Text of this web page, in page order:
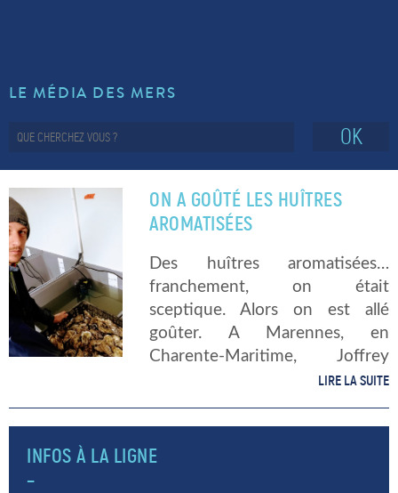
LE MÉDIA DES MERS
OK
ON A GOÛTÉ LES HUÎTRES
AROMATISÉES
Des huîtres aromatisées…
franchement, on était
sceptique. Alors on est allé
goûter. A Marennes, en
Charente-Maritime, Joffrey
Dubault, ostréiculteur de 29
mondiale sous la marque
So’ooh. Le procédé, secret et
LIRE LA SUITE
INFOS À LA LIGNE